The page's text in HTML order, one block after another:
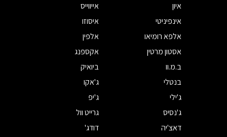
איון
אייווייס
אינפיניטי
איסוזו
אלפא רומיאו
אלפין
אסטון מרטין
אקספנג
ב.מ.וו
ביואיק
בנטלי
ג'אקו
ג'ילי
ג'יפ
ג'נסיס
גרייט וול
דאצ'יה
דודג'